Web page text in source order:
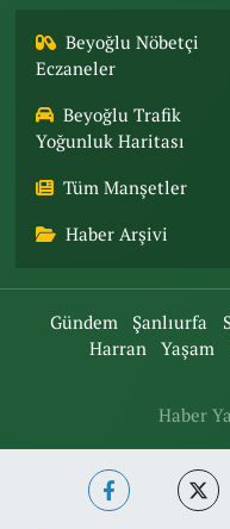
Beyoğlu Nöbetçi
Eczaneler
Beyoğlu Trafik
Yoğunluk Haritası
Tüm Manşetler
Haber Arşivi
Gündem Şanlıurfa
Harran
Yaşam
Haber